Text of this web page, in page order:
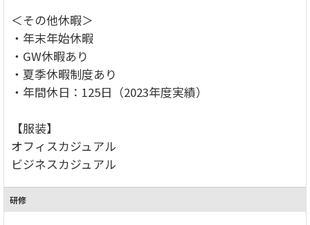
＜その他休暇＞
・年末年始休暇
・GW休暇あり
・夏季休暇制度あり
・年間休日：125日（2023年度実績）
【服装】
オフィスカジュアル
ビジネスカジュアル
研修